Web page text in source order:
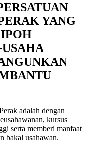
YANG
adalah dengan
kursus
serta memberi manfaat
bakal usahawan.